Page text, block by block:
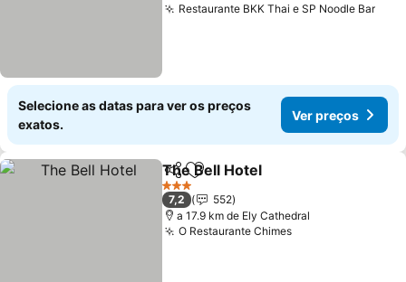
Restaurante BKK Thai e SP Noodle BarVer
Selecione as datas para ver os preços
exatos.
Ver preços
PartilharAdicionar aos favoritos
The Bell Hotel
3 Estrelas
7,2
552
a 17.9 km de Ely Cathedral
O Restaurante ChimesVer preços